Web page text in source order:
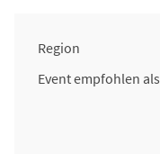
Region
Event empfohlen als